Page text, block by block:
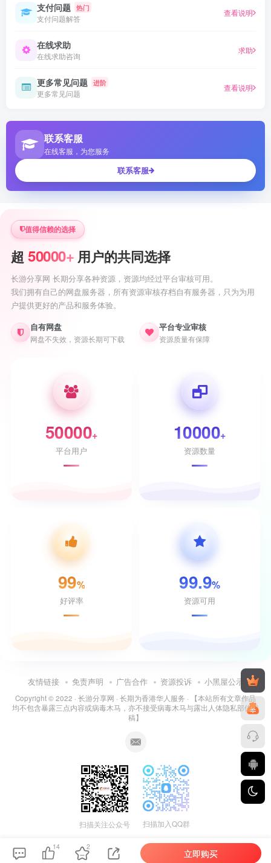
支付问题 热门
支付问题解答
查看说明
在线求助
在线求助咨询
求助
更多常见问题 进阶
更多常见问题
查看说明
联系客服
在线客服，为您服务
联系客服
值得信赖的选择
超50000+ 用户的共同选择
长游分享网 长期分享各种资源，资源均经过平台审核可用。
我们拥有自己的网盘服务器，所有资源审核存档自有服务器，只为为用
户提供更好的产品和服务体验。
自有网盘
网盘不失效，资源长期可下载
平台专业审核
资源质量有保障
50000+
平台用户
10000+
资源数量
99%
好评率
99.9%
资源可用
友情链接 免责声明 广告合作 资源投诉 小黑屋公示
Copyright © 2022 · 长游分享网 · 长期为香港华人服务 · 【本站所有文章作品
均不包含暴露三点内容或病毒木马，亦不接受病毒木马与露出人体隐私部位投
稿】
扫描关注公众号 扫描加入QQ群
14 2
立即购买